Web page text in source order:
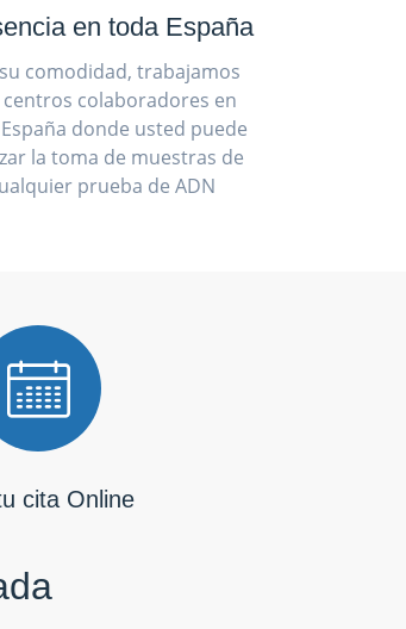
en toda España
comodidad, trabajamos
centros colaboradores en
donde usted puede
la toma de muestras de
prueba de ADN
cita Online